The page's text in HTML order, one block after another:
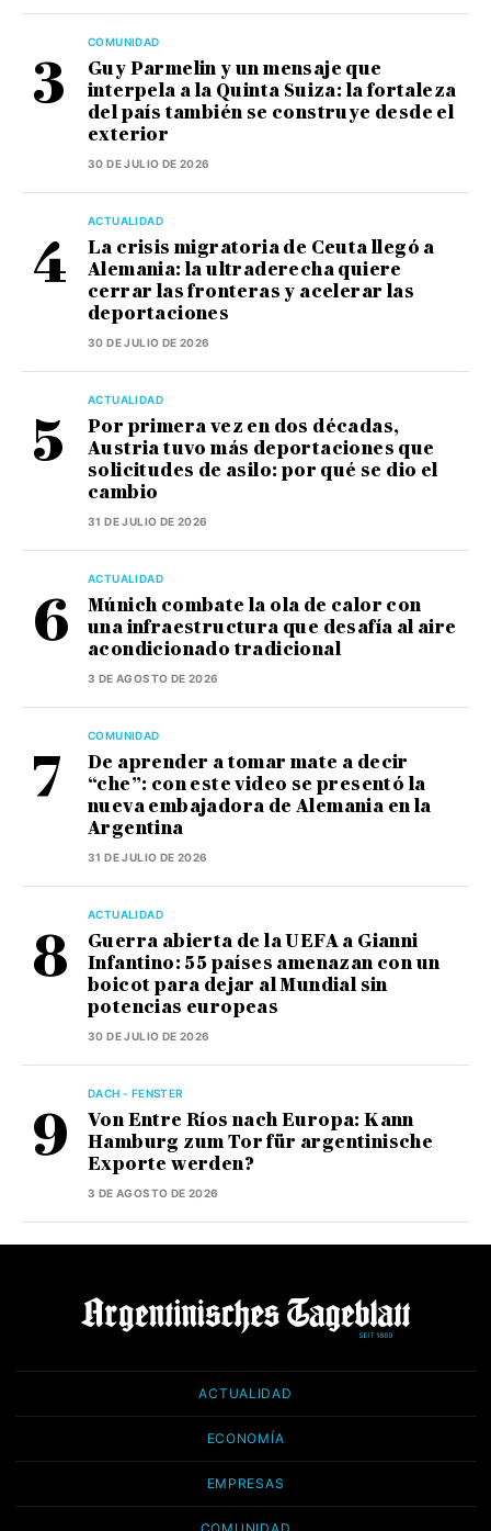
COMUNIDAD
Guy Parmelin y un mensaje que
interpela a la Quinta Suiza: la fortaleza
del país también se construye desde el
exterior
30 DE JULIO DE 2026
ACTUALIDAD
La crisis migratoria de Ceuta llegó a
Alemania: la ultraderecha quiere
cerrar las fronteras y acelerar las
deportaciones
30 DE JULIO DE 2026
ACTUALIDAD
Por primera vez en dos décadas,
Austria tuvo más deportaciones que
solicitudes de asilo: por qué se dio el
cambio
31 DE JULIO DE 2026
ACTUALIDAD
Múnich combate la ola de calor con
una infraestructura que desafía al aire
acondicionado tradicional
3 DE AGOSTO DE 2026
COMUNIDAD
De aprender a tomar mate a decir
“che”: con este video se presentó la
nueva embajadora de Alemania en la
Argentina
31 DE JULIO DE 2026
ACTUALIDAD
Guerra abierta de la UEFA a Gianni
Infantino: 55 países amenazan con un
boicot para dejar al Mundial sin
potencias europeas
30 DE JULIO DE 2026
DACH - FENSTER
Von Entre Ríos nach Europa: Kann
Hamburg zum Tor für argentinische
Exporte werden?
3 DE AGOSTO DE 2026
ACTUALIDAD
ECONOMÍA
EMPRESAS